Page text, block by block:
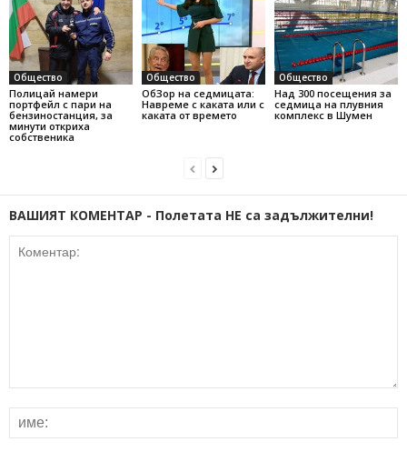
Общество
Полицай намери
портфейл с пари на
бензиностанция, за
минути откриха
собственика
Общество
ОбЗор на седмицата:
Навреме с каката или с
каката от времето
Общество
Над 300 посещения за
седмица на плувния
комплекс в Шумен
ВАШИЯТ КОМЕНТАР - Полетата НЕ са задължителни!